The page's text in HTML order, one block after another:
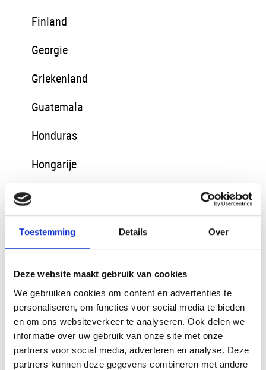
Toestemming Details Over
Deze website maakt gebruik van cookies
We gebruiken cookies om content en advertenties te
personaliseren, om functies voor social media te bieden
en om ons websiteverkeer te analyseren. Ook delen we
informatie over uw gebruik van onze site met onze
partners voor social media, adverteren en analyse. Deze
partners kunnen deze gegevens combineren met andere
Finland
Georgie
Griekenland
Guatemala
Honduras
Hongarije
IJsland
India
Irak
Iran
Italie
Jordanië
Kazachstan